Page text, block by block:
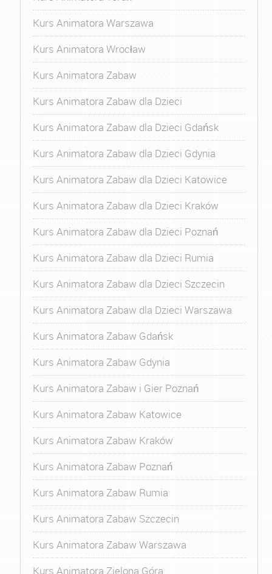
Kurs Animatora Warszawa
Kurs Animatora Wrocław
Kurs Animatora Zabaw
Kurs Animatora Zabaw dla Dzieci
Kurs Animatora Zabaw dla Dzieci Gdańsk
Kurs Animatora Zabaw dla Dzieci Gdynia
Kurs Animatora Zabaw dla Dzieci Katowice
Kurs Animatora Zabaw dla Dzieci Kraków
Kurs Animatora Zabaw dla Dzieci Poznań
Kurs Animatora Zabaw dla Dzieci Rumia
Kurs Animatora Zabaw dla Dzieci Szczecin
Kurs Animatora Zabaw dla Dzieci Warszawa
Kurs Animatora Zabaw Gdańsk
Kurs Animatora Zabaw Gdynia
Kurs Animatora Zabaw i Gier Poznań
Kurs Animatora Zabaw Katowice
Kurs Animatora Zabaw Kraków
Kurs Animatora Zabaw Poznań
Kurs Animatora Zabaw Rumia
Kurs Animatora Zabaw Szczecin
Kurs Animatora Zabaw Warszawa
Kurs Animatora Zielona Góra